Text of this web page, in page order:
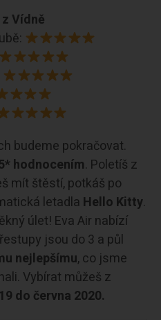
z Vídně
budeme pokračovat.
hodnocením. Poletíš z
mít štěstí, potkáš po
letadla Hello Kitty.
úlet! Eva Air nabízí
jsou do 3 a půl
nejlepšímu, co jsme
Vybírat můžeš z
do června 2020.